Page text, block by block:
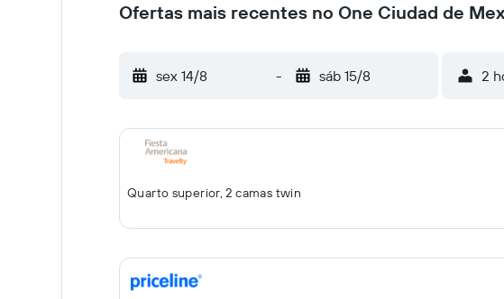
Ofertas mais recentes no One Ciudad de
sex 14/8 - sáb 15/8 2
Quarto superior, 2 camas twin